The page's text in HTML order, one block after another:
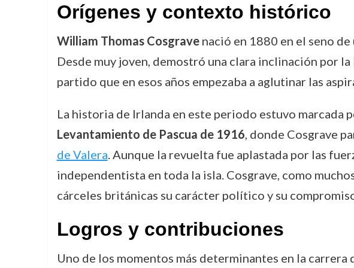
Orígenes y contexto histórico
William Thomas Cosgravenació en 1880 en el seno
Desde muy joven, demostró una clara inclinación por
partido que en esos años empezaba a aglutinar las
La historia de Irlanda en este periodo estuvo marcada
Levantamiento de Pascua de 1916, donde Cosgrave
de Valera. Aunque la revuelta fue aplastada por las
independentista en toda la isla. Cosgrave, como
cárceles británicas su carácter político y su
Logros y contribuciones
Uno de los momentos más determinantes en la carrera